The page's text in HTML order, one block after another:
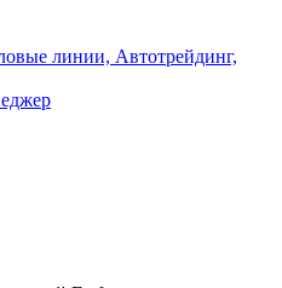
линии, Автотрейдинг,